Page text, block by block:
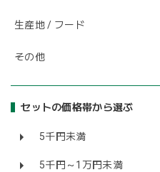
生産地 / フード
その他
セットの価格帯から選ぶ
5千円未満
5千円～1万円未満